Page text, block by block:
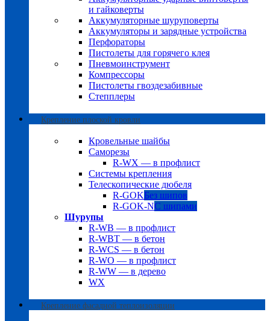
и гайковерты
Аккумуляторные шуруповерты
Аккумуляторы и зарядные устройства
Перфораторы
Пистолеты для горячего клея
Пневмоинструмент
Компрессоры
Пистолеты гвоздезабивные
Степплеры
Крепление плоской кровли
Кровельные шайбы
Саморезы
R-WX — в профлист
Системы крепления
Телескопические дюбеля
R-GOKБез шипов
R-GOK-NС шипами
Шурупы
R-WB — в профлист
R-WBT — в бетон
R-WCS — в бетон
R-WO — в профлист
R-WW — в дерево
WX
Крепление фасадной теплоизоляции